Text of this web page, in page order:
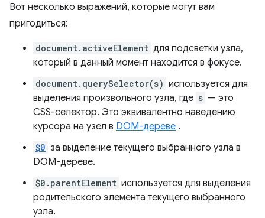
Вот несколько выражений, которые могут вам
пригодиться:
document.activeElement для подсветки узла,
который в данный момент находится в фокусе.
document.querySelector(s) используется для
выделения произвольного узла, где s — это
CSS-селектор. Это эквивалентно наведению
курсора на узел в DOM-дереве .
$0 за выделение текущего выбранного узла в
DOM-дереве.
$0.parentElement используется для выделения
родительского элемента текущего выбранного
узла.